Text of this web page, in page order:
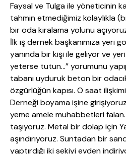
Faysal ve Tulga ile yöneticinin
tahmin etmediğimiz kolaylıkla
bir oda kiralama yolunu
İlk iş dernek başkanımıza yeri
yanında bir kişi ile geliyor ve
yeterse tutun…” yorumunu
tabanı uyduruk beton bir
özgürlüğün kapısı. O saat
Derneği boyama işine
yeme amele muhabbetleri
taşıyoruz. Metal bir dolap için
aşındırıyoruz. Suntadan bir
yaptırdığı iki sekiyi evden